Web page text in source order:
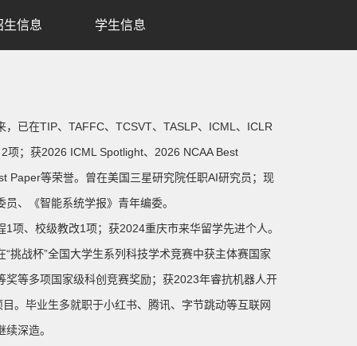
生信息 学生信息
已在TIP、TAFFC、TCSVT、TASLP、ICML、ICLR
项；获2026 ICML Spotlight、2026 NCAA Best
等荣誉。曾在美国三星研究院任职AI研究员；现
、《智能系统学报》青年编委。
项、校级教改1项；获2024重庆市来华留学先进个人。
挑战杯”全国大学生系列科技学术竞赛中获主体赛国家
等多项国家级科创竞赛奖励；获2023年睿抗机器人开
。毕业生多就职于小红书、腾讯、字节跳动等互联网
深造。